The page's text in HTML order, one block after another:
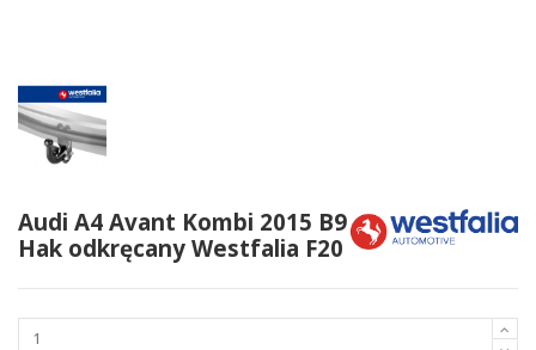
Audi A4 Avant Kombi 2015 B9
Hak odkręcany Westfalia F20